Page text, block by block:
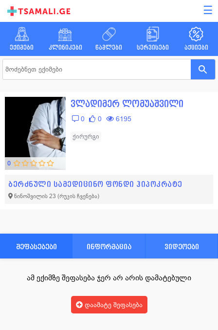
☰
ექიმები კლინიკები წამლები სერვისები აქციები
0
ვლადიმერ ლომუაშვილი
0 0 6195
ქირურგი
ბერძნული სამედიცინო ფონდი ჰიპოკრატე
ნინოშვილის 23 (რუკის ჩვენება)
შეფასებები ინფორმაცია ვიდეოები
ამ ექიმზე შეფასება ჯერ არ არის დამატებული
დაამატე შეფასება